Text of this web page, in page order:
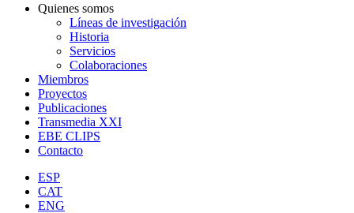
Quienes somos
Líneas de investigación
Historia
Servicios
Colaboraciones
Miembros
Proyectos
Publicaciones
Transmedia XXI
EBE CLIPS
Contacto
ESP
CAT
ENG